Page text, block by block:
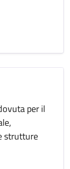
per il
strutture